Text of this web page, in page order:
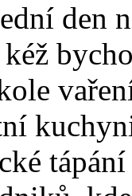
den